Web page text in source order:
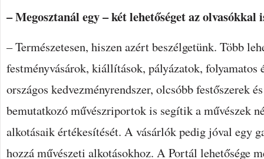
– Megosztanál egy – két lehetőséget az olvasókkal
– Természetesen, hiszen azért beszélgetünk. Több
festményvásárok, kiállítások, pályázatok, folyamatos
országos kedvezményrendszer, olcsóbb festőszerek
bemutatkozó művészriportok is segítik a művészek
alkotásaik értékesítését. A vásárlók pedig jóval egy
hozzá művészeti alkotásokhoz. A Portál lehetősége